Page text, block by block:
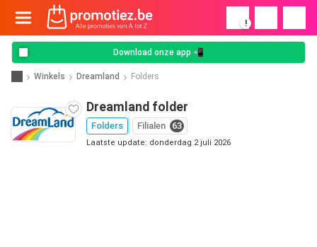
!
Download onze app 📲
Winkels Dreamland Folders
Dreamland folder
Folders Filialen 63
Laatste update: donderdag 2 juli 2026